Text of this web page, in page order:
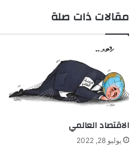
مقالات ذات صلة
الاقتصاد العالمي
يوليو 28, 2022